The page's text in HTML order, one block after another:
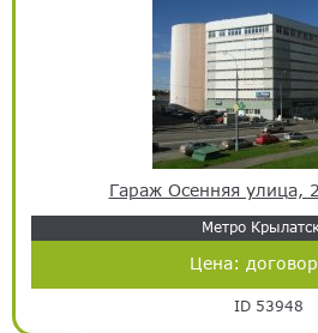
Гараж Осенняя улица,
Метро
Цена:
ID 53948